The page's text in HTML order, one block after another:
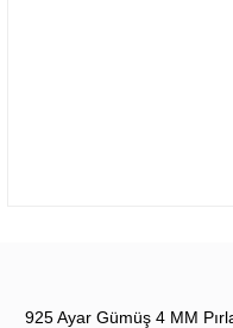
925 Ayar Gümüş 4 MM